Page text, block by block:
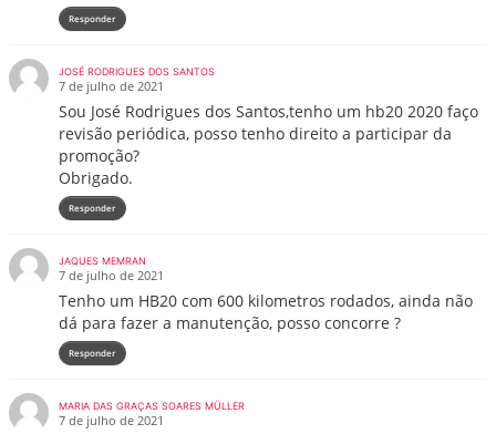
Responder
JOSÉ RODRIGUES DOS SANTOS
7 de julho de 2021
Sou José Rodrigues dos Santos,tenho um hb20 2020 faço
revisão periódica, posso tenho direito a participar da
promoção?
Obrigado.
Responder
JAQUES MEMRAN
7 de julho de 2021
Tenho um HB20 com 600 kilometros rodados, ainda não
dá para fazer a manutenção, posso concorre ?
Responder
MARIA DAS GRAÇAS SOARES MÜLLER
7 de julho de 2021